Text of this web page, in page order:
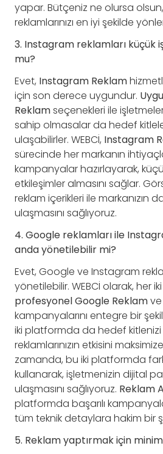
yapar. Bütçeniz ne olursa
reklamlarınızı en iyi şekilde
3. Instagram reklamları küçük
mu?
Evet, Instagram Reklam
için son derece uygundur.
Reklamseçenekleri ile
sahip olmasalar da hedef
ulaşabilirler. WEBCİ, Instagram
sürecinde her markanın
kampanyalar hazırlayarak,
etkileşimler almasını sağlar.
reklam içerikleri ile markanızın
ulaşmasını sağlıyoruz.
4. Google reklamları ile
anda yönetilebilir mi?
Evet, Google ve Instagram
yönetilebilir. WEBCİ olarak, her
profesyonel Google Reklamve
kampanyalarını entegre bir
iki platformda da hedef
reklamlarınızın etkisini
zamanda, bu iki platformda
kullanarak, işletmenizin dijital
ulaşmasını sağlıyoruz. Reklam
platformda başarılı
tüm teknik detaylara hakim bir
5. Reklam yaptırmak için